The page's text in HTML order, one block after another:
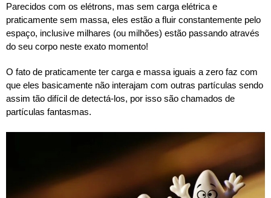
Parecidos com os elétrons, mas sem carga elétrica e
praticamente sem massa, eles estão a fluir constantemente pelo
espaço, inclusive milhares (ou milhões) estão passando através
do seu corpo neste exato momento!
O fato de praticamente ter carga e massa iguais a zero faz com
que eles basicamente não interajam com outras partículas sendo
assim tão difícil de detectá-los, por isso são chamados de
partículas fantasmas.